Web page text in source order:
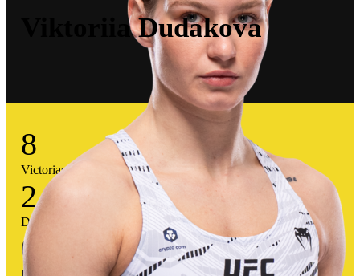
Viktoriia Dudakova
8
Victorias
2
Derrotas
0